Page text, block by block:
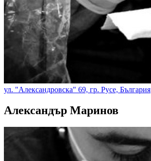
ул. "Александровска" 69, гр. Русе, България
Александър Маринов